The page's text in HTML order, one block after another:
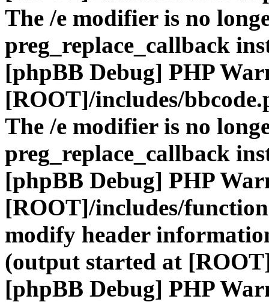
The /e modifier is no
preg_replace_callback
[phpBB Debug] PHP
[ROOT]/includes/
The /e modifier is no
preg_replace_callback
[phpBB Debug] PHP
[ROOT]/includes/
modify header
(output started at
[phpBB Debug] PHP